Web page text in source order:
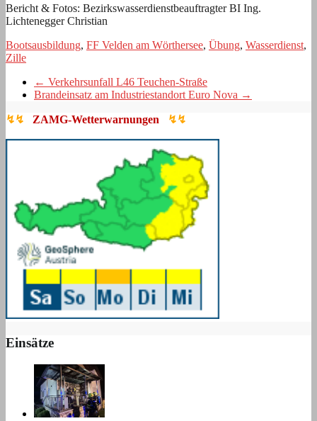
Bericht & Fotos: Bezirkswasserdienstbeauftragter BI Ing.
Lichtenegger Christian
Bootsausbildung, FF Velden am Wörthersee, Übung, Wasserdienst,
Zille
← Verkehrsunfall L46 Teuchen-Straße
Brandeinsatz am Industriestandort Euro Nova →
↯↯ ZAMG-Wetterwarnungen ↯↯
Einsätze